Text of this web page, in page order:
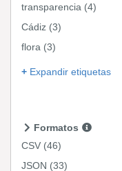
transparencia (4)
Cádiz (3)
flora (3)
Expandir etiquetas
Formatos
CSV (46)
JSON (33)